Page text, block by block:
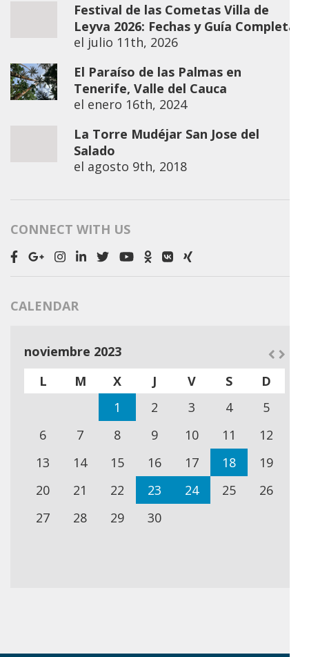
Festival de las Cometas Villa de
Leyva 2026: Fechas y Guía Completa
el julio 11th, 2026
El Paraíso de las Palmas en
Tenerife, Valle del Cauca
el enero 16th, 2024
La Torre Mudéjar San Jose del
Salado
el agosto 9th, 2018
CONNECT WITH US
CALENDAR
noviembre 2023
L
M X J V S
D
1
2 3 4
5
6
7 8 9 10 11
12
13
14 15 16 17 18
19
20
21 22 23 24 25
26
27
28 29 30